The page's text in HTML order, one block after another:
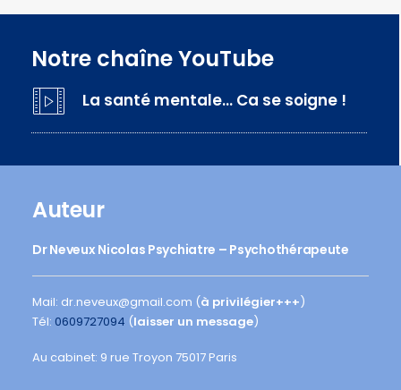
Notre chaîne YouTube
La santé mentale… Ca se soigne !
Auteur
Dr Neveux Nicolas Psychiatre – Psychothérapeute
Mail: dr.neveux@gmail.com (à privilégier+++)
Tél: 0609727094 (laisser un message)
Au cabinet: 9 rue Troyon 75017 Paris